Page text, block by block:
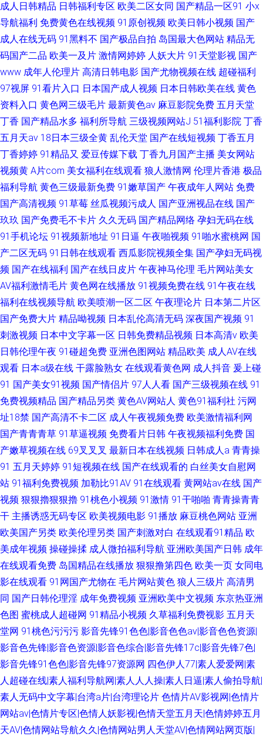
成人日韩精品 日韩福利专区 欧美二区女同 国产精品一区91 小x
导航福利 免费黄色在线视频 91原创视频 欧美日韩小视频 国产
成人在线无码 91黑料不 国产极品自拍 岛国最大色网站 精品无
码国产二品 欧美一及片 激情网婷婷 人妖大片 91天堂影视 国产
www 成年人伦理片 高清日韩电影 国产尤物视频在线 超碰福利
97视屏 91看片入口 日本国产成人视频 日本日韩欧美在线 黄色
资料入口 黄色网三级毛片 最新黄色av 麻豆影院免费 五月天堂
丁香 国产精品水多 福利所导航 三级视频网站J 51福利影院 丁香
五月天av 18日本三级全黄 乱伦天堂 国产在线短视频 丁香五月
丁香婷婷 91精品又 爱豆传媒下载 丁香九月国产主播 美女网站
视频黄 A片com 美女福利在线观看 狼人激情网 伦理片香港 极品
福利导航 黄色三级最新免费 91嫩草国产 午夜成年人网站 免费
国产高清视频 91草莓 丝瓜视频污成人 国产亚洲视品在线 国产
玖玖 国产免费毛不卡片 久久无码 国产精品网络 孕妇无码在线
91手机论坛 91视频新地址 91日逼 午夜啪视频 91啪水蜜桃网 国
产二区无码 91日韩在线观看 西瓜影院视频全集 国产孕妇无码视
频 国产在线福利 国产在线日皮片 午夜神马伦理 毛片网站美女
AV福利激情毛片 黄色网在线播放 91视频免费在线 91午夜在线
福利在线视频导航 欧美喷潮一区二区 午夜理论片 日本第二片区
国产免费大片 精品呦视频 日本乱伦高清无码 深夜国产视频 91
刺激视频 日本中文字幕一区 日韩免费精品视频 日本高清v 欧美
日韩伦理午夜 91碰超免费 亚洲色图网站 精品欧美 成人AV在线
观看 日本a级在线 干露脸熟女 在线观看黄色网 成人抖音 爰上碰
91 国产美女91视频 国产情侣片 97人人看 国产三级视频在线 91
免费视频精品 国产精品另类 黄色AV网站人 黄色91福利社 污网
址18禁 国产高清不卡二区 成人午夜视频免费 欧美激情福利网
国产青青青草 91草逼视频 免费看片日韩 午夜视频福利免费 国
产嫩草视频在线 69叉叉叉 最新日本在线视频 日韩成人a 青青操
91 五月天婷婷 91短视频在线 国产在线观看的 白丝美女自慰网
站 91福利免费视频 加勒比91AV 91在线观看 黄网站av在线 国产
视频 狠狠擼狠狠擼 91桃色小视频 91激情 91干啪啪 青青操青青
干 主播诱惑无码专区 欧美视频电影 91播放 麻豆桃色网站 亚洲
欧美国产另类 欧美伦理另类 国产刺激对白 在线观看91精品 欧
美成年视频 操碰操揉 成人微拍福利导航 亚洲欧美国产日韩 成年
在线观看免费 岛国精品在线播放 狠狠撸第四色 欧美一页 女同电
影在线观看 91网国产尤物在 毛片网站黄色 狼人三级片 高清男
同 国产日韩伦理淫 成年免费视频 亚洲欧美中文视频 东京热亚洲
色图 蜜桃成人超碰网 91精品小视频 久草福利免费视影 五月天
堂网 91桃色污污污 影音先锋91色色|影音色色av|影音色色资源|
影音色先锋|影音色资源|影音色综合|影音先锋17c|影音先锋7色|
影音先锋91色色|影音先锋97资源网 四色伊人77|素人爱爱网|素
人超碰在线|素人福利导航网|素人人人操|素人日逼|素人偷拍导航|
素人无码中文字幕|台湾a片|台湾理论片 色情片AV影视网|色情片
网站av|色情片专区|色情人妖影视|色情天堂五月天|色情婷婷五月
天AV|色情网站导航久久|色情网站男人天堂AV|色情网站网页版|